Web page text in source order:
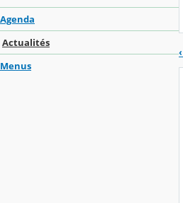
Agenda
Actualités
Menus
‹